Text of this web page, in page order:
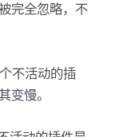
完全忽略，不
不活动的插
变慢。